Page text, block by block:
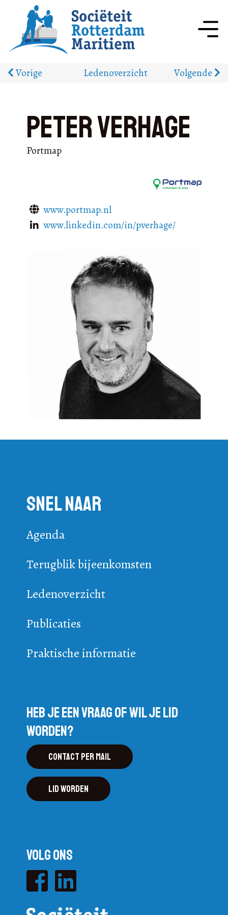
Vorige Ledenoverzicht Volgende
Peter Verhage
Portmap
www.portmap.nl
www.linkedin.com/in/pverhage/
Snel naar
Agenda
Terugblik bijeenkomsten
Ledenoverzicht
Publicaties
Praktische informatie
Heb je een vraag of wil je lid
worden?
Contact per mail
Lid worden
Volg ons